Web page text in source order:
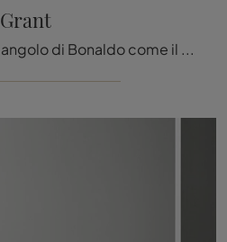
Grant
Con salotti e divani ad angolo di Bonaldo come il modello Grant in tessuto, potrai ultimare il tuo concept d'arredo.